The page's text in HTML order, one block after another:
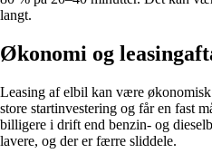
langt.
Økonomi og
Leasing af elbil kan være
store startinvestering og får en fast
billigere i drift end benzin- og
lavere, og der er færre sliddele.